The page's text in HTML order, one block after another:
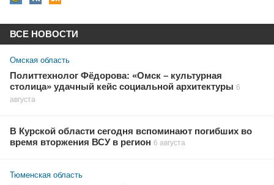
ВСЕ НОВОСТИ
Омская область
Политтехнолог Фёдорова: «Омск – культурная
столица» удачный кейс социальной архитектуры 6
августа
В Курской области сегодня вспоминают погибших во
время вторжения ВСУ в регион 6 августа
Тюменская область